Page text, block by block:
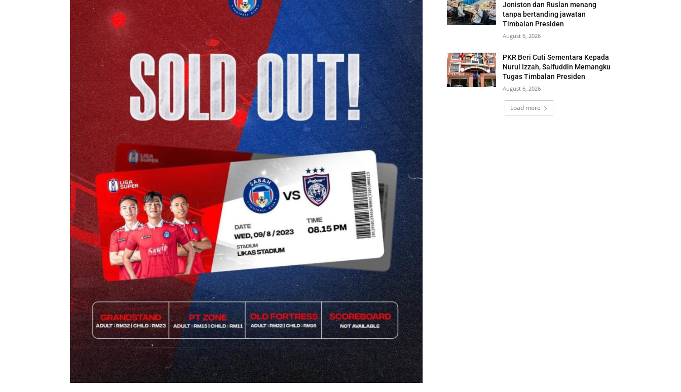
Joniston dan Ruslan menang
tanpa bertanding jawatan
Timbalan Presiden
August 6, 2026
PKR Beri Cuti Sementara Kepada
Nurul Izzah, Saifuddin Memangku
Tugas Timbalan Presiden
August 6, 2026
Load more